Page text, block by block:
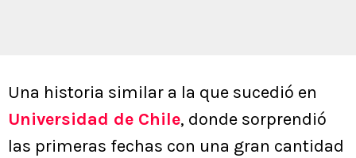
Una historia similar a la que sucedió en
Universidad de Chile, donde sorprendió
las primeras fechas con una gran cantidad